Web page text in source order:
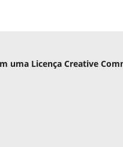
uma Licença Creative